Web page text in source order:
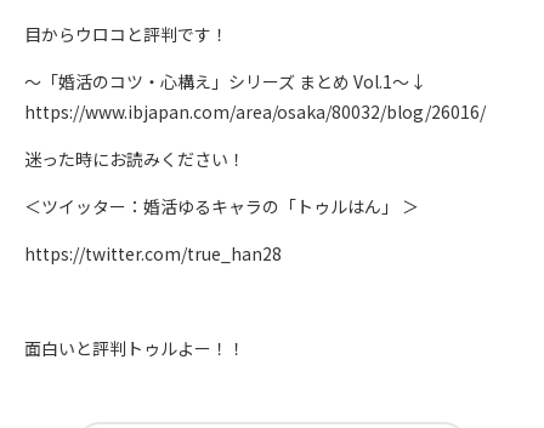
目からウロコと評判です！
～「婚活のコツ・心構え」シリーズ まとめ Vol.1～↓
https://www.ibjapan.com/area/osaka/80032/blog/26016/
迷った時にお読みください！
＜ツイッター：婚活ゆるキャラの「トゥルはん」 ＞
https://twitter.com/true_han28
面白いと評判トゥルよー！！